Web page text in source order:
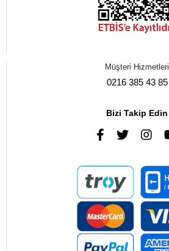
Müşteri Hizmetleri
0216 385 43 85
Bizi Takip Edin